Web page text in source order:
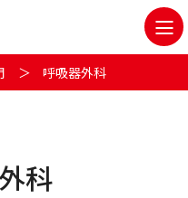
呼吸器外科
科